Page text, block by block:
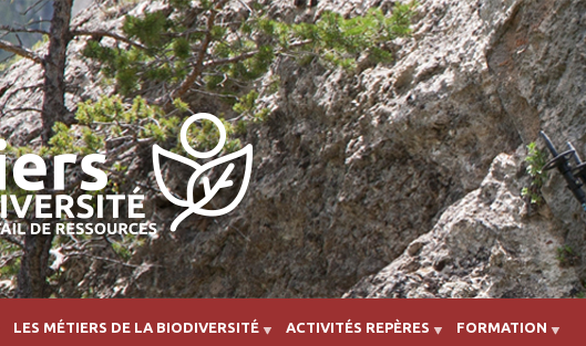
Aller au contenu principal
LES MÉTIERS DE LA BIODIVERSITÉ ACTIVITÉS REPÈRES FORMATION